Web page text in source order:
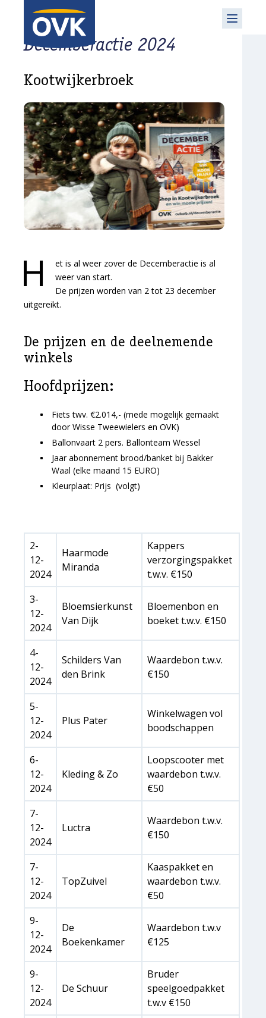
DECEMBERACTIE 2024
Decemberactie 2024
Kootwijkerbroek
H
et is al weer zover de Decemberactie is al
weer van start.
De prijzen worden van 2 tot 23 december
uitgereikt.
De prijzen en de deelnemende
winkels
Hoofdprijzen:
Fiets twv. €2.014,- (mede mogelijk gemaakt
door Wisse Tweewielers en OVK)
Ballonvaart 2 pers. Ballonteam Wessel
Jaar abonnement brood/banket bij Bakker
Waal (elke maand 15 EURO)
Kleurplaat: Prijs (volgt)
2-
12-
2024
Haarmode
Miranda
Kappers
verzorgingspakket
t.w.v. €150
3-
12-
2024
Bloemsierkunst
Van Dijk
Bloemenbon en
boeket t.w.v. €150
4-
12-
2024
Schilders Van
den Brink
Waardebon t.w.v.
€150
5-
12-
2024
Plus Pater
Winkelwagen vol
boodschappen
6-
12-
2024
Kleding & Zo
Loopscooter met
waardebon t.w.v.
€50
7-
12-
2024
Luctra
Waardebon t.w.v.
€150
7-
12-
2024
TopZuivel
Kaaspakket en
waardebon t.w.v.
€50
9-
12-
2024
De
Boekenkamer
Waardebon t.w.v
€125
9-
12-
2024
De Schuur
Bruder
speelgoedpakket
t.w.v €150